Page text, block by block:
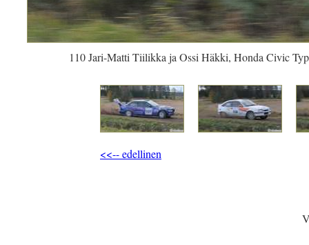
110 Jari-Matti Tiilikka ja Ossi Häkki, Honda Civic
<<-- edellinen